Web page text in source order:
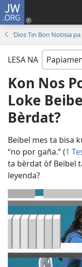
JW.ORG
‘Dios Tin Bon Notisia
LESA NA
Kon Nos
Loke
Bèrdat?
Beibel mes ta bisa
“no por gaña.” (1
ta bèrdat òf Beibel
leyenda?